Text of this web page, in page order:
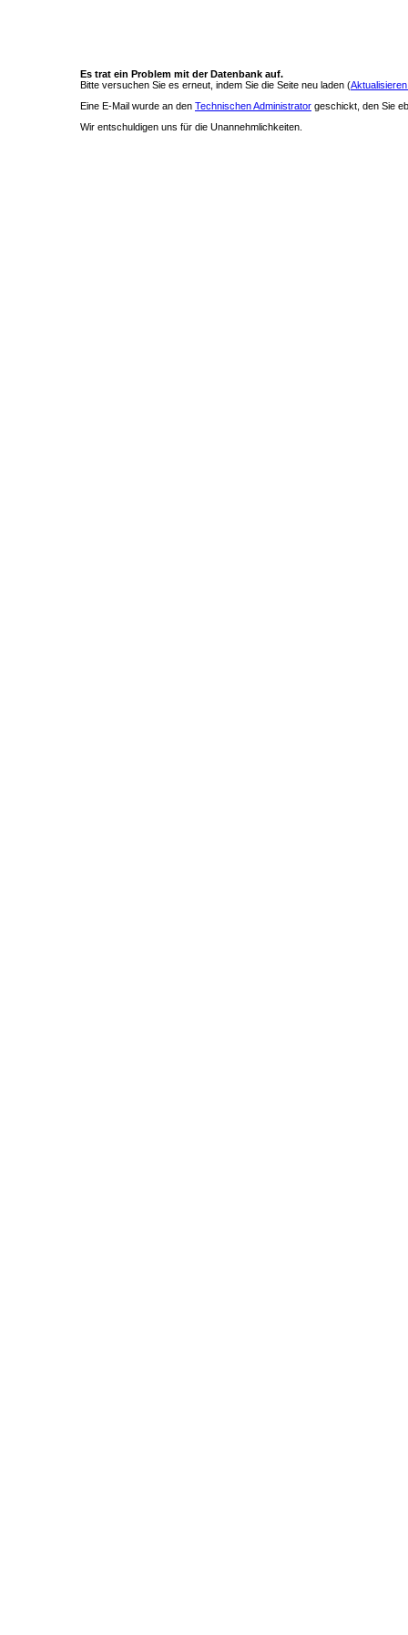
Es trat ein Problem mit der Datenbank auf.
Bitte versuchen Sie es erneut, indem Sie die Seite neu laden (
Eine E-Mail wurde an den Technischen Administrator geschickt, den Sie
Wir entschuldigen uns für die Unannehmlichkeiten.